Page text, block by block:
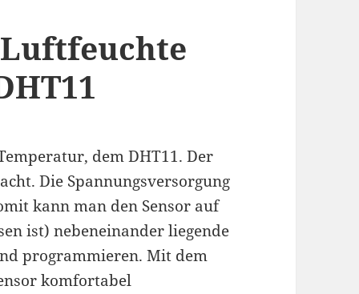
dem DHT11. Der
Die Spannungsversorgung
kann man den Sensor auf
ist) nebeneinander liegende
programmieren. Mit dem
komfortabel